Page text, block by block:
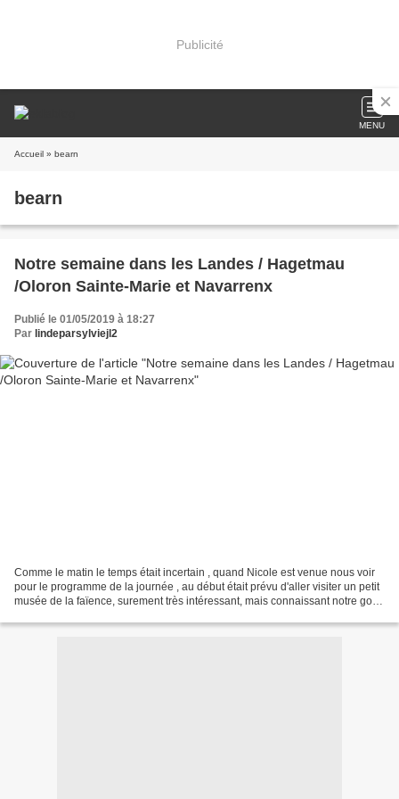
Publicité
MENU
Accueil » bearn
bearn
Notre semaine dans les Landes / Hagetmau
/Oloron Sainte-Marie et Navarrenx
Publié le 01/05/2019 à 18:27
Par lindeparsylviejl2
Comme le matin le temps était incertain , quand Nicole est venue nous voir
pour le programme de la journée , au début était prévu d'aller visiter un petit
musée de la faïence, surement très intéressant, mais connaissant notre goût